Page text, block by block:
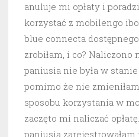
anuluje mi opłaty i
korzystać z mobilengo
blue connecta
zrobiłam, i co? Naliczono
paniusia nie była w
pomimo że nie
sposobu korzystania w
zaczęto mi naliczać
paniusią